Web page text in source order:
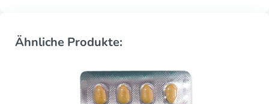
Ähnliche Produkte: